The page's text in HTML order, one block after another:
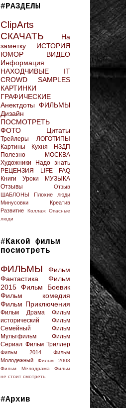
#РАЗДЕЛЫ
ClipArts
СКАЧАТЬ
На
заметку
ИСТОРИЯ
ЮМОР
ВИДЕО
Информация
НАХОДЧИВЫЕ
IT
CROWD
SAMPLES
КАРТИНКИ
ГРАФИЧЕСКИЕ
Анектдоты ФИЛЬМЫ
Дизайн
ПОСМОТРЕТЬ
ФОТО
Цитаты
Трейлеры
ЛОГОТИПЫ
Картины
Кухня
НЗДП
Полезно
МОСКВА
Художники
Надо знать
РЕЦЕНЗИЯ
LIFE FAQ
Книги
Уроки
МУЗЫКА
Отзывы
Отзыв
ШАБЛОНЫ
Плохие люди
Минусовки
Креатив
Развитие
Коллаж Опасные
люди
#Какой фильм
посмотреть
ФИЛЬМЫ
Фильм
Фантастика
Фильм
2015 Фильм Боевик
Фильм комедия
Фильм Приключения
Фильм Драма
Фильм
исторический
Фильм
Семейный
Фильм
Мультфильм
Фильм
Сериал Фильм Триллер
Фильм 2014
Фильм
Молодежный
Фильм 2008
Фильм Мелодрама
Фильм
не стоит смотреть
#Архив